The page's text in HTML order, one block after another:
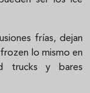
frías, dejan
lo mismo en
trucks y bares